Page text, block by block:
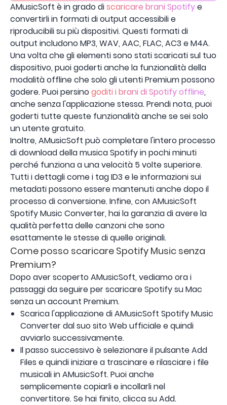
AMusicSoft è in grado discaricare brani Spotifye
convertirli in formati di output accessibili e
riproducibili su più dispositivi. Questi formati di
output includono MP3, WAV, AAC, FLAC, AC3 e M4A.
Una volta che gli elementi sono stati scaricati sul tuo
dispositivo, puoi goderti anche la funzionalità della
modalità offline che solo gli utenti Premium possono
godere. Puoi persinogoditi i brani di Spotify offline,
anche senza l'applicazione stessa. Prendi nota, puoi
goderti tutte queste funzionalità anche se sei solo
un utente gratuito.
Inoltre, AMusicSoft può completare l'intero processo
di download della musica Spotify in pochi minuti
perché funziona a una velocità 5 volte superiore.
Tutti i dettagli come i tag ID3 e le informazioni sui
metadati possono essere mantenuti anche dopo il
processo di conversione. Infine, con AMusicSoft
Spotify Music Converter, hai la garanzia di avere la
qualità perfetta delle canzoni che sono
esattamente le stesse di quelle originali.
Come posso scaricare Spotify Music senza
Premium?
Dopo aver scoperto AMusicSoft, vediamo ora i
passaggi da seguire per scaricare Spotify su Mac
senza un account Premium.
Scarica l'applicazione di AMusicSoft Spotify Music
Converter dal suo sito Web ufficiale e quindi
avviarlo successivamente.
Il passo successivo è selezionare il pulsante Add
Files e quindi iniziare a trascinare e rilasciare i file
musicali in AMusicSoft. Puoi anche
semplicemente copiarli e incollarli nel
convertitore. Se hai finito, clicca su Add.